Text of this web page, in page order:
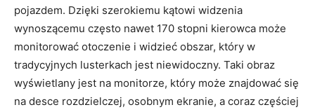
pojazdem. Dzięki szerokiemu kątowi widzenia
wynoszącemu często nawet 170 stopni kierowca może
monitorować otoczenie i widzieć obszar, który w
tradycyjnych lusterkach jest niewidoczny. Taki obraz
wyświetlany jest na monitorze, który może znajdować się
na desce rozdzielczej, osobnym ekranie, a coraz częściej